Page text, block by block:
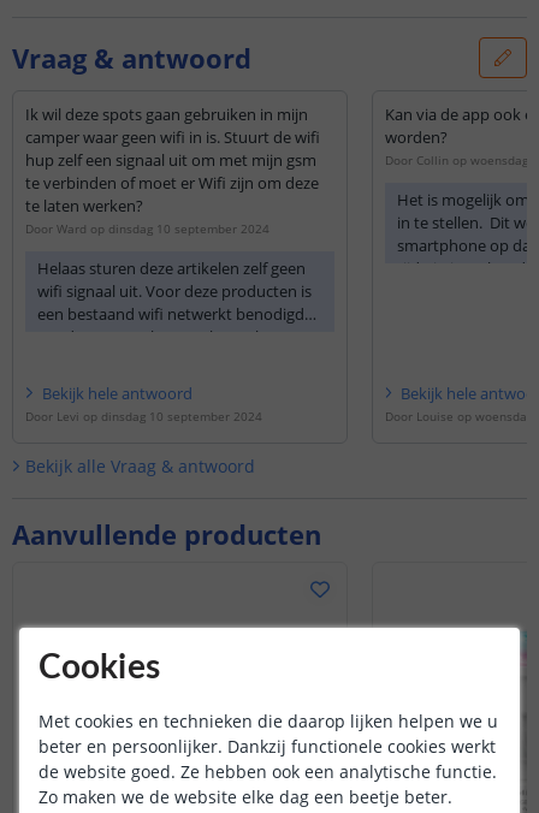
Aanvullende producten
Vraag & antwoord
Ik wil deze spots gaan gebruiken in mijn
camper waar geen wifi in is. Stuurt de wifi
hup zelf een signaal uit om met mijn gsm
te verbinden of moet er Wifi zijn om deze
te laten werken?
Door Ward op dinsdag 10 september 2024
Helaas sturen deze artikelen zelf geen
wifi signaal uit. Voor deze producten is
een bestaand wifi netwerkt benodigd
om deze aan te kunnen koppelen.
Bekijk hele antwoord
Door Levi op dinsdag 10 september 2024
Kan via de app ook
worden?
Door Collin op woensdag
Het is mogelijk om
in te stellen. Dit
smartphone op
tijdstip is
Bekijk hele
Door Louise op woensdag
Bekijk alle Vraag & antwoord
Cookies
Met cookies en technieken die daarop lijken helpen we u
beter en persoonlijker. Dankzij functionele cookies werkt
de website goed. Ze hebben ook een analytische functie.
Zo maken we de website elke dag een beetje beter.